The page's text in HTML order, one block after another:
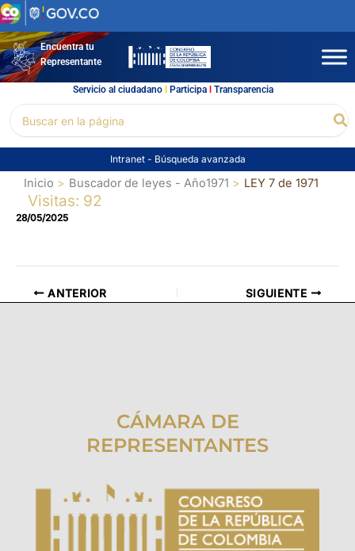
Ir
al
contenidoEncuentra tu
Representante
Servicio al ciudadano l Participal Transparencia
por:
Intranet - Búsqueda avanzada
Inicio Buscador de leyes - Año1971 LEY 7 de 1971
Visitas: 92
28/05/2025
ANTERIOR SIGUIENTE
CÁMARA DE
REPRESENTANTES